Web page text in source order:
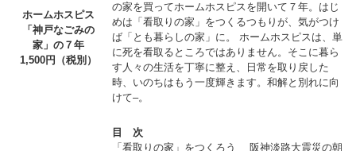
ホームホスピス
「神戸なごみの
家」の７年
1,500円（税別）
の家を買ってホームホスピスを開いて７年。はじ
めは「看取りの家」をつくるつもりが、気がつけ
ば「とも暮らしの家」に。 ホームホスピスは、単
に死を看取るところではありません。そこに暮ら
す人々の生活を丁寧に整え、日常を取り戻した
時、いのちはもう一度輝きます。和解と別れに向
けて–。
目 次
「看取りの家」をつくろう 阪神淡路大震災の朝